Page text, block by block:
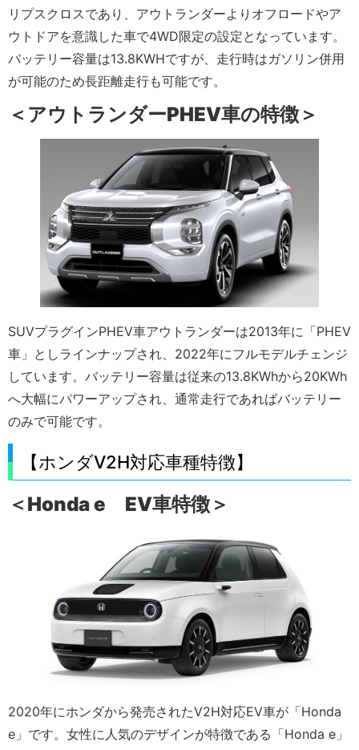
リプスクロスであり、アウトランダーよりオフロードやア
ウトドアを意識した車で4WD限定の設定となっています。
バッテリー容量は13.8KWHですが、走行時はガソリン併用
が可能のため長距離走行も可能です。
＜アウトランダーPHEV車の特徴＞
SUVプラグインPHEV車アウトランダーは2013年に「PHEV
車」としラインナップされ、2022年にフルモデルチェンジ
しています。バッテリー容量は従来の13.8KWhから20KWh
へ大幅にパワーアップされ、通常走行であればバッテリー
のみで可能です。
【ホンダV2H対応車種特徴】
＜Honda e EV車特徴＞
2020年にホンダから発売されたV2H対応EV車が「Honda
e」です。女性に人気のデザインが特徴である「Honda e」